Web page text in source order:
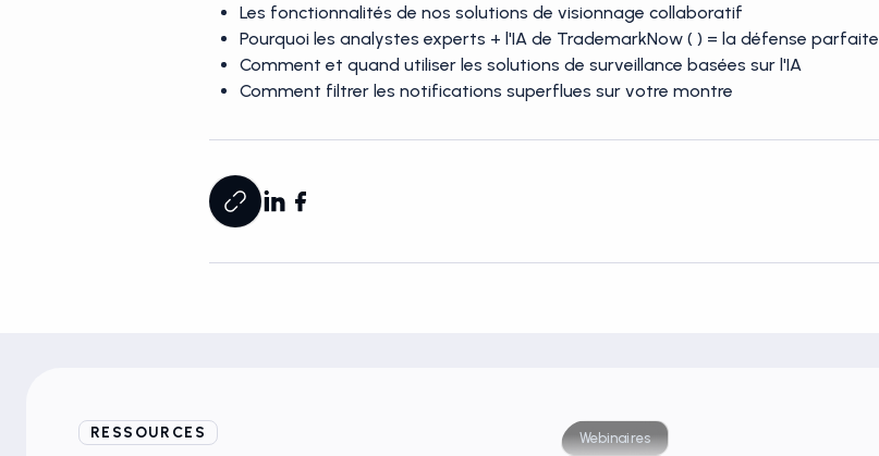
Les fonctionnalités de nos solutions de visionnage collaboratif
Pourquoi les analystes experts + l'IA de TrademarkNow ( ) = la défense parfaite
Comment et quand utiliser les solutions de surveillance basées sur l'IA
Comment filtrer les notifications superflues sur votre montre
RESSOURCES
Webinaires Webinaires